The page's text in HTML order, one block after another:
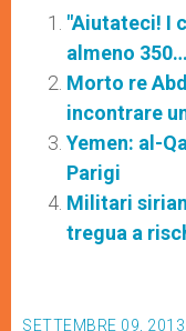
"Aiutateci! I
almeno
Morto re
incontrare
Yemen: al-
Parigi
Militari
tregua a
SETTEMBRE 09,